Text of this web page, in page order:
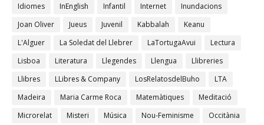
Idiomes
InEnglish Infantil Internet
Inundacions
Joan Oliver
Jueus Juvenil Kabbalah
Keanu
L'Alguer
La Soledat del Llebrer LaTortugaAvui
Lectura
Lisboa
Literatura Llegendes Llengua
Llibreries
Llibres
LLibres & Company LosRelatosdelBuho
LTA
Madeira
Maria Carme Roca Matemàtiques
Meditació
Microrelat
Misteri Música Nou-Feminisme
Occitània